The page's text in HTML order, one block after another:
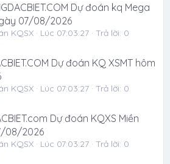
Dự đoán kq Mega
07/08/2026
KQSX Lúc 07:03:27
Trả lời: 0
Dự đoán KQ XSMT hôm
KQSX Lúc 07:03:27
Trả lời: 0
Dự đoán KQXS Miền
08/2026
KQSX Lúc 07:03:27
Trả lời: 0